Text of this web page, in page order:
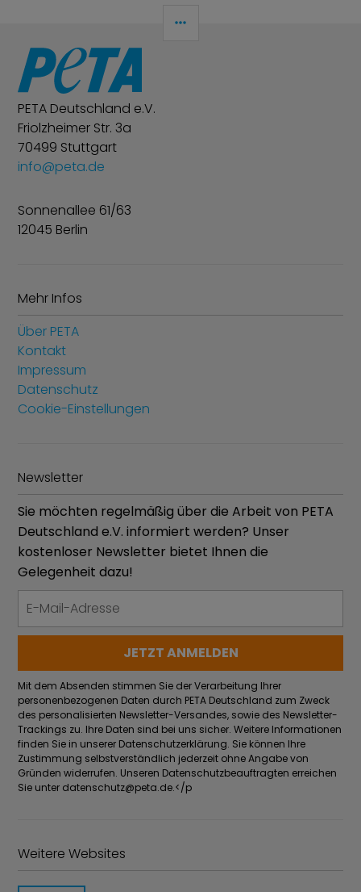
PETA Deutschland e.V.
Friolzheimer Str. 3a
70499 Stuttgart
info@peta.de
Sonnenallee 61/63
12045 Berlin
Mehr Infos
Über PETA
Kontakt
Impressum
Datenschutz
Cookie-Einstellungen
Newsletter
Sie möchten regelmäßig über die Arbeit von PETA
Deutschland e.V. informiert werden? Unser
kostenloser Newsletter bietet Ihnen die
Gelegenheit dazu!
Mit dem Absenden stimmen Sie der Verarbeitung Ihrer
personenbezogenen Daten durch PETA Deutschland zum Zweck
des personalisierten Newsletter-Versandes, sowie des Newsletter-
Trackings zu. Ihre Daten sind bei uns sicher. Weitere Informationen
finden Sie in unserer Datenschutzerklärung. Sie können Ihre
Zustimmung selbstverständlich jederzeit ohne Angabe von
Gründen widerrufen. Unseren Datenschutzbeauftragten erreichen
Sie unter datenschutz@peta.de.</p
Weitere Websites